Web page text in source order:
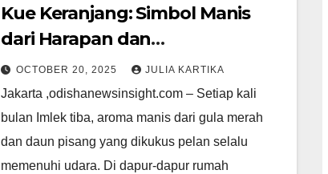
Kue Keranjang: Simbol Manis
dari Harapan dan
Keberuntungan
OCTOBER 20, 2025 JULIA KARTIKA
Jakarta ,odishanewsinsight.com – Setiap kali
bulan Imlek tiba, aroma manis dari gula merah
dan daun pisang yang dikukus pelan selalu
memenuhi udara. Di dapur-dapur rumah